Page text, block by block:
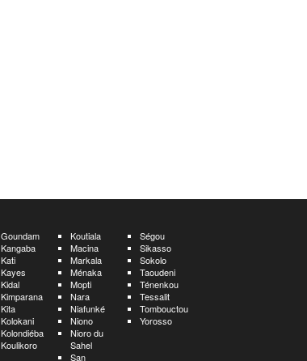
Goundam
Kangaba
Kati
Kayes
Kidal
Kimparana
Kita
Kolokani
Kolondiéba
Koulikoro
Koutiala
Macina
Markala
Ménaka
Mopti
Nara
Niafunké
Niono
Nioro du
Sahel
San
Ségou
Sikasso
Sokolo
Taoudeni
Ténenkou
Tessalit
Tombouctou
Yorosso